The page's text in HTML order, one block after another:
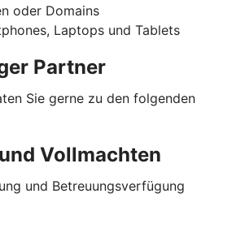
oder Domains
Laptops und Tablets
Partner
Sie gerne zu den folgenden
Vollmachten
und Betreuungsverfügung